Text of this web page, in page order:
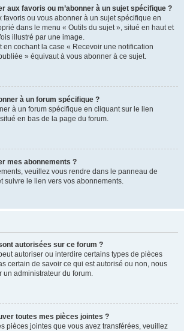
aux favoris ou m’abonner à un sujet spécifique ?
favoris ou vous abonner à un sujet spécifique en
dans le menu « Outils du sujet », situé en haut et
illustré par une image.
en cochant la case « Recevoir une notification
» équivaut à vous abonner à ce sujet.
à un forum spécifique ?
à un forum spécifique en cliquant sur le lien
en bas de la page du forum.
mes abonnements ?
veuillez vous rendre dans le panneau de
suivre le lien vers vos abonnements.
autorisées sur ce forum ?
autoriser ou interdire certains types de pièces
certain de savoir ce qui est autorisé ou non, nous
un administrateur du forum.
toutes mes pièces jointes ?
pièces jointes que vous avez transférées, veuillez